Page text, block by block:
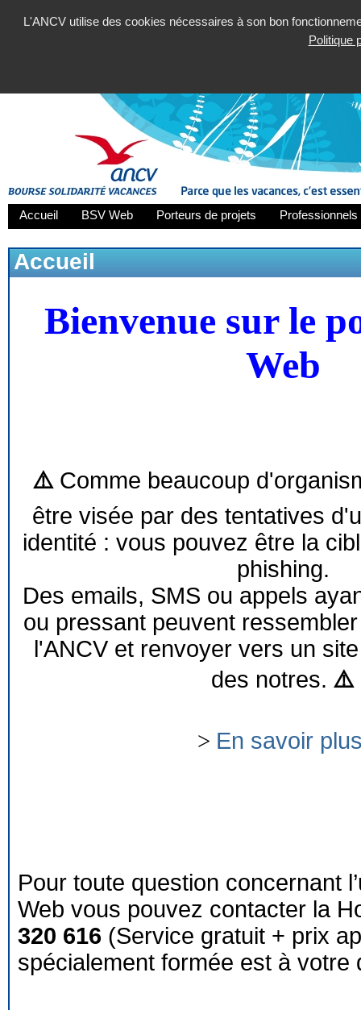
L'ANCV utilise des cookies nécessaires à son bon
Politique
Accueil BSV Web Porteurs de projets
Accueil
Bienvenue sur le
Web
⚠️ Comme beaucoup
être visée par des tentatives
identité : vous pouvez être la
phishing.
Des emails, SMS ou appels
ou pressant peuvent
l'ANCV et renvoyer vers un
des notres. ⚠️
> En savoir
Pour toute question concernant
Web vous pouvez contacter la
320 616 (Service gratuit + prix
spécialement formée est à votre